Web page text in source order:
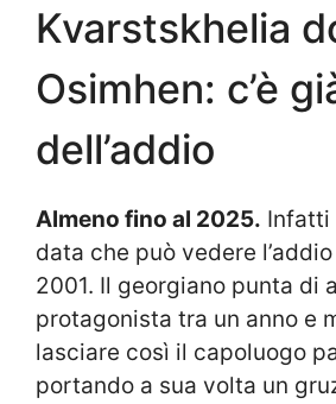
Kvarstskhelia
Osimhen: c’è
dell’addio
Almeno fino al 2025. Infatti
data che può vedere
2001. Il georgiano punta di
protagonista tra un anno e
lasciare così il capoluogo
portando a sua volta un